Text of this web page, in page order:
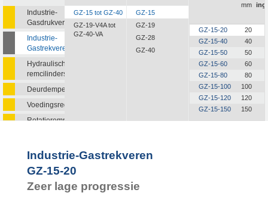
Industrie-
Gasdrukveren
Industrie-
Gastrekveren
Hydraulische
remcilinders
Deurdempers
Voedingsregelaars
Rotatieremmen
GZ-15 tot GZ-40
GZ-19-V4A tot
GZ-40-VA
GZ-15
GZ-19
GZ-28
GZ-40
mm
GZ-15-20
20
GZ-15-40
40
GZ-15-50
50
GZ-15-60
60
GZ-15-80
80
GZ-15-100
100
GZ-15-120
120
GZ-15-150
150
Industrie-Gastrekveren
GZ-15-20
Zeer lage progressie